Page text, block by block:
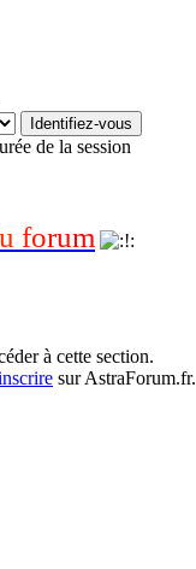
de la session
u forum
à cette section.
sur AstraForum.fr.